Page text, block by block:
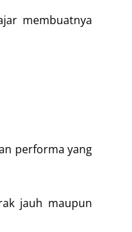
membuatnya
performa yang
jauh maupun